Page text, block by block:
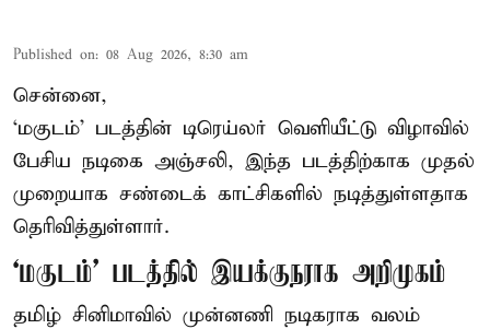
Published on: 08 Aug 2026, 8:30 am
சென்னை,
‘மகுடம்’ படத்தின் டிரெய்லர் வெளியீட்டு விழாவில்
பேசிய நடிகை அஞ்சலி, இந்த படத்திற்காக முதல்
முறையாக சண்டைக் காட்சிகளில் நடித்துள்ளதாக
தெரிவித்துள்ளார்.
‘மகுடம்’ படத்தில் இயக்குநராக அறிமுகம்
தமிழ் சினிமாவில் முன்னணி நடிகராக வலம்